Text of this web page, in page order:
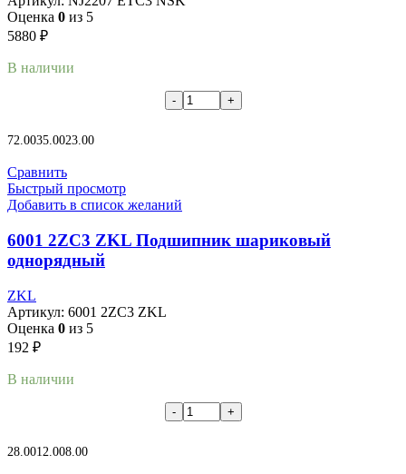
Оценка 0 из 5
5880 ₽
В наличии
72.0035.0023.00
Сравнить
Быстрый просмотр
Добавить в список желаний
6001 2ZC3 ZKL Подшипник шариковый
однорядный
ZKL
Артикул: 6001 2ZC3 ZKL
Оценка 0 из 5
192 ₽
В наличии
28.0012.008.00